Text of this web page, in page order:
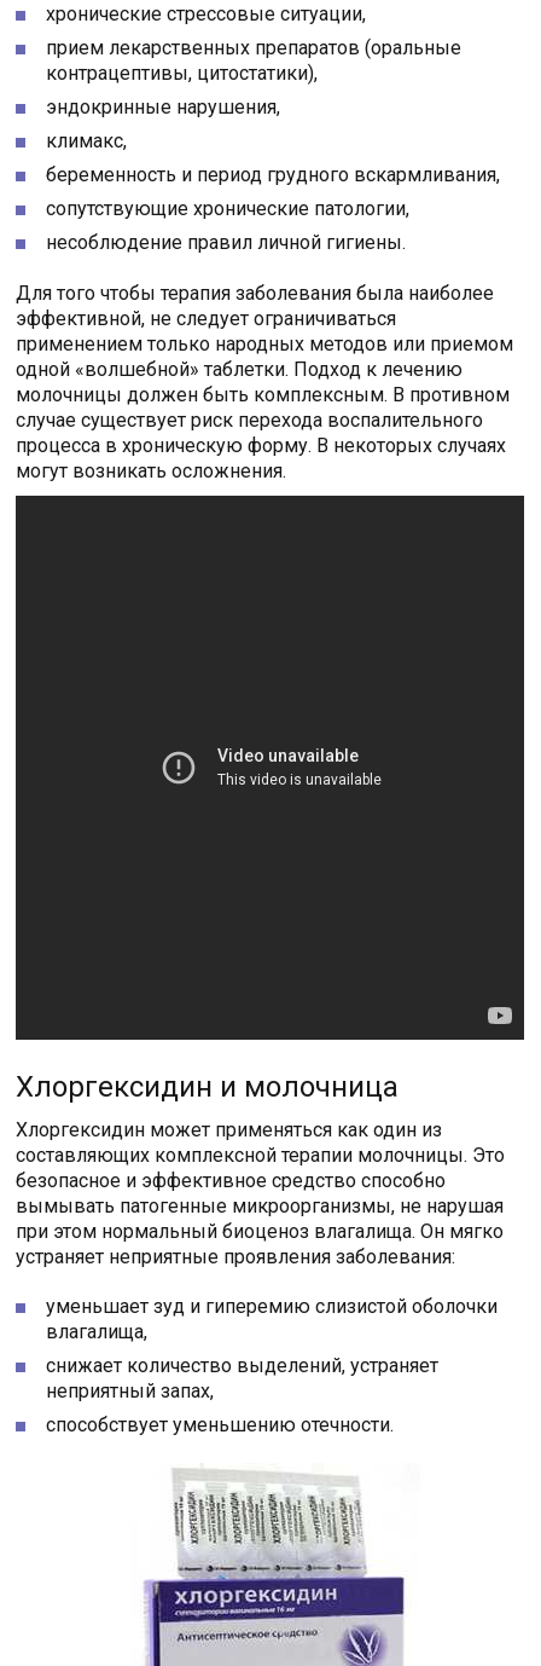
хронические стрессовые ситуации,
прием лекарственных препаратов (оральные
контрацептивы, цитостатики),
эндокринные нарушения,
климакс,
беременность и период грудного вскармливания,
сопутствующие хронические патологии,
несоблюдение правил личной гигиены.
Для того чтобы терапия заболевания была наиболее
эффективной, не следует ограничиваться
применением только народных методов или приемом
одной «волшебной» таблетки. Подход к лечению
молочницы должен быть комплексным. В противном
случае существует риск перехода воспалительного
процесса в хроническую форму. В некоторых случаях
могут возникать осложнения.
Хлоргексидин и молочница
Хлоргексидин может применяться как один из
составляющих комплексной терапии молочницы. Это
безопасное и эффективное средство способно
вымывать патогенные микроорганизмы, не нарушая
при этом нормальный биоценоз влагалища. Он мягко
устраняет неприятные проявления заболевания:
уменьшает зуд и гиперемию слизистой оболочки
влагалища,
снижает количество выделений, устраняет
неприятный запах,
способствует уменьшению отечности.